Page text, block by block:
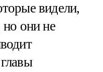
видели,
но они не